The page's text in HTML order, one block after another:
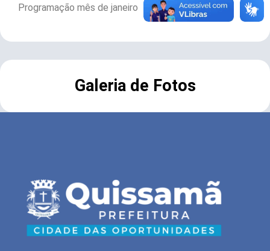
Programação mês de janeiro
Galeria de Fotos